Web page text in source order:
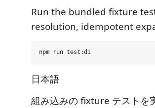
Run the bundled fixture
resolution, idempotent
日本語
組み込みの fixture テストを